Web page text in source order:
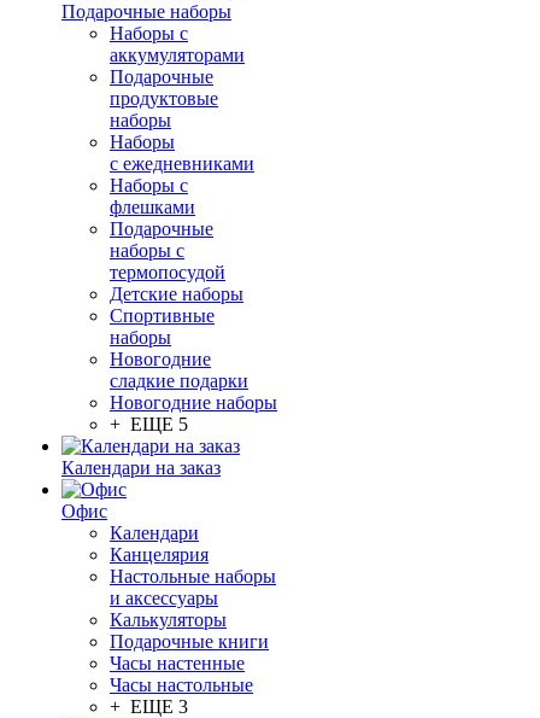
Подарочные наборы
Наборы с
аккумуляторами
Подарочные
продуктовые
наборы
Наборы
с ежедневниками
Наборы с
флешками
Подарочные
наборы с
термопосудой
Детские наборы
Спортивные
наборы
Новогодние
сладкие подарки
Новогодние наборы
+ ЕЩЕ 5
Календари на заказ
Офис
Календари
Канцелярия
Настольные наборы
и аксессуары
Калькуляторы
Подарочные книги
Часы настенные
Часы настольные
+ ЕЩЕ 3